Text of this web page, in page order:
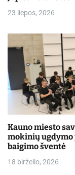
23 liepos, 2026
Kauno miesto
mokinių
baigimo šventė
18 birželio, 2026